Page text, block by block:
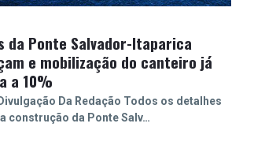
da Ponte Salvador-Itaparica
e mobilização do canteiro já
a 10%
Da Redação Todos os detalhes
construção da Ponte Salv…